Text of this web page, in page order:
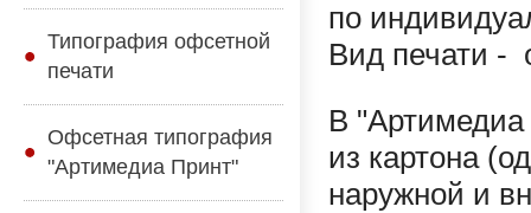
Типография офсетной
печати
Офсетная типография
"Артимедиа Принт"
по
Вид печати -
В "Артимедиа
из картона
наружной и